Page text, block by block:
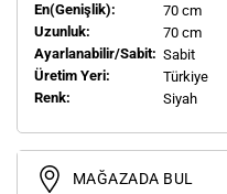
En(genişlik):
70 cm
Uzunluk:
70 cm
Ayarlanabilir/Sabit: Sabit
Üretim Yeri:
Türkiye
Renk:
Siyah
MAĞAZADA BUL